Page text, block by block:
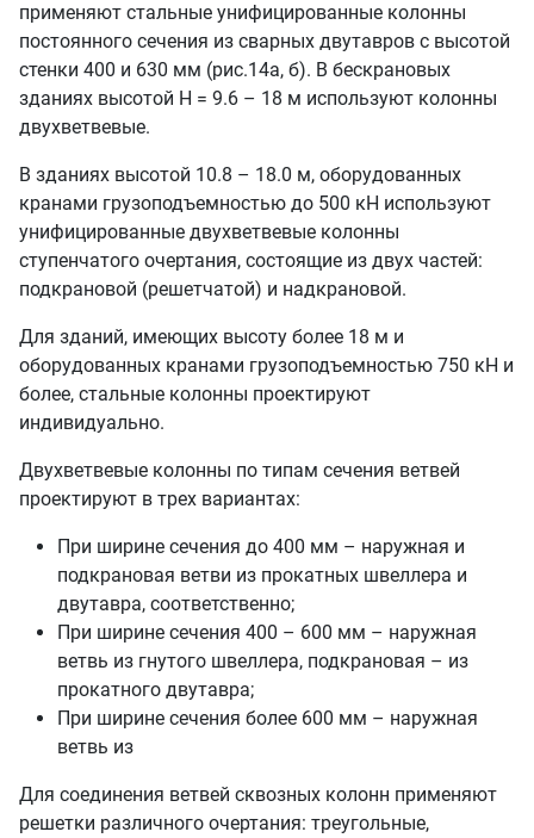
применяют стальные унифицированные колонны
постоянного сечения из сварных двутавров с высотой
стенки 400 и 630 мм (рис.14а, б). В бескрановых
зданиях высотой Н = 9.6 – 18 м используют колонны
двухветвевые.
В зданиях высотой 10.8 – 18.0 м, оборудованных
кранами грузоподъемностью до 500 кН используют
унифицированные двухветвевые колонны
ступенчатого очертания, состоящие из двух частей:
подкрановой (решетчатой) и надкрановой.
Для зданий, имеющих высоту более 18 м и
оборудованных кранами грузоподъемностью 750 кН и
более, стальные колонны проектируют
индивидуально.
Двухветвевые колонны по типам сечения ветвей
проектируют в трех вариантах:
При ширине сечения до 400 мм – наружная и
подкрановая ветви из прокатных швеллера и
двутавра, соответственно;
При ширине сечения 400 – 600 мм – наружная
ветвь из гнутого швеллера, подкрановая – из
прокатного двутавра;
При ширине сечения более 600 мм – наружная
ветвь из
Для соединения ветвей сквозных колонн применяют
решетки различного очертания: треугольные,